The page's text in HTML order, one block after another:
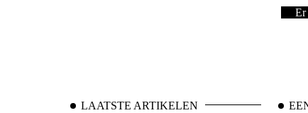
Er
LAATSTE ARTIKELEN